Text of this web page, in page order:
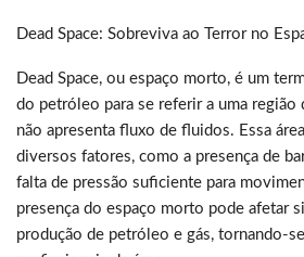
Dead Space: Sobreviva ao Terror no
Dead Space, ou espaço morto, é um
do petróleo para se referir a uma região
não apresenta fluxo de fluidos. Essa
diversos fatores, como a presença de
falta de pressão suficiente para
presença do espaço morto pode afetar
produção de petróleo e gás, tornando-